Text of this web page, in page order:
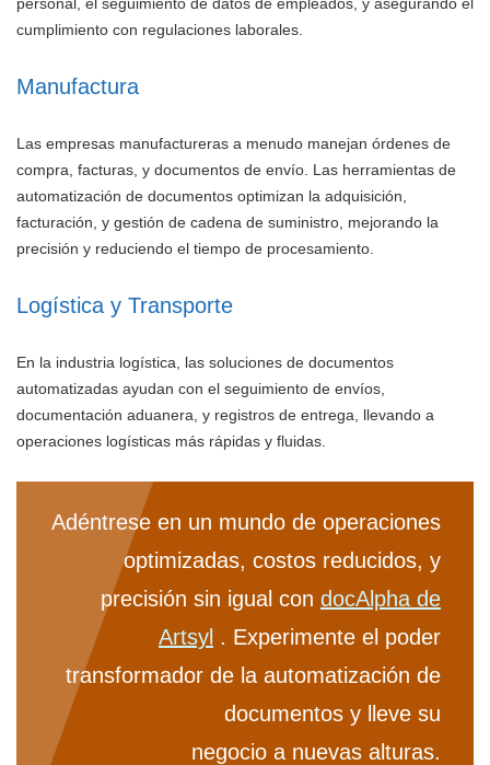
cumplimiento con regulaciones laborales.
Manufactura
Las empresas manufactureras a menudo manejan órdenes de
compra, facturas, y documentos de envío. Las herramientas de
automatización de documentos optimizan la adquisición,
facturación, y gestión de cadena de suministro, mejorando la
precisión y reduciendo el tiempo de procesamiento.
Logística y Transporte
En la industria logística, las soluciones de documentos
automatizadas ayudan con el seguimiento de envíos,
documentación aduanera, y registros de entrega, llevando a
operaciones logísticas más rápidas y fluidas.
Adéntrese en un mundo de operaciones
optimizadas, costos reducidos, y
precisión sin igual con docAlpha de
Artsyl . Experimente el poder
transformador de la automatización de
documentos y lleve su
negocio a nuevas alturas.